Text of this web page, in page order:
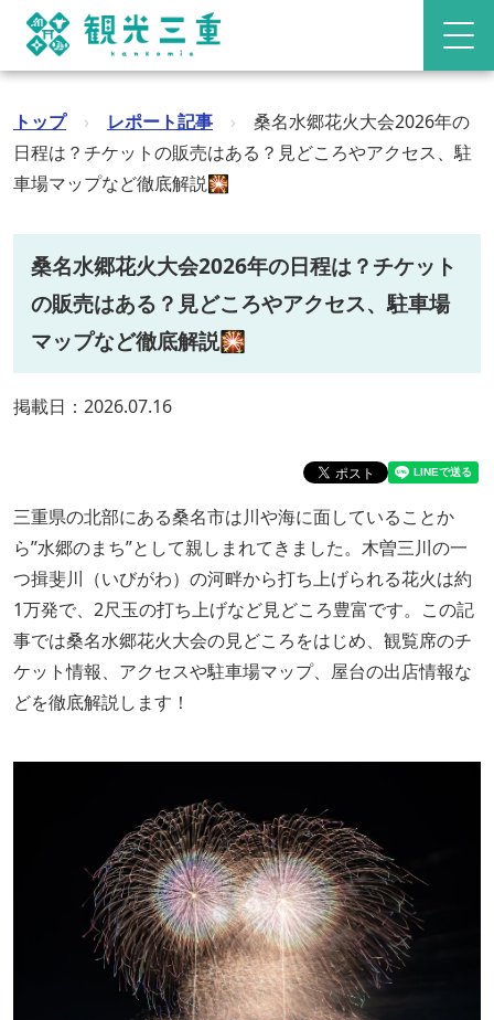
トップ › レポート記事 ›
桑名水郷花火大会2026年の
日程は？チケットの販売はある？見どころやアクセス、駐
車場マップなど徹底解説🎇
桑名水郷花火大会2026年の日程は？チケット
の販売はある？見どころやアクセス、駐車場
マップなど徹底解説🎇
掲載日：2026.07.16
三重県の北部にある桑名市は川や海に面していることか
ら”水郷のまち”として親しまれてきました。木曽三川の一
つ揖斐川（いびがわ）の河畔から打ち上げられる花火は約
1万発で、2尺玉の打ち上げなど見どころ豊富です。この記
事では桑名水郷花火大会の見どころをはじめ、観覧席のチ
ケット情報、アクセスや駐車場マップ、屋台の出店情報な
どを徹底解説します！